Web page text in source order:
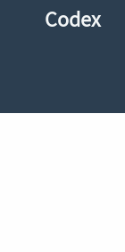
Codex